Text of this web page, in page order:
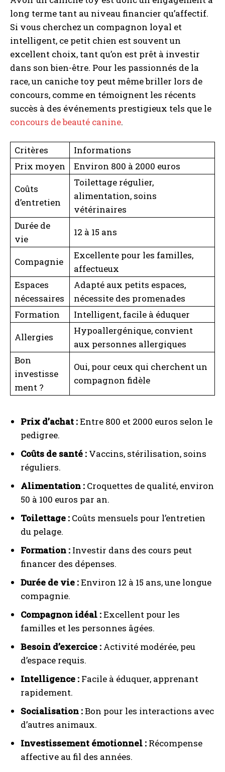
long terme tant au niveau financier qu’affectif.
Si vous cherchez un compagnon loyal et
intelligent, ce petit chien est souvent un
excellent choix, tant qu’on est prêt à investir
dans son bien-être. Pour les passionnés de la
race, un caniche toy peut même briller lors de
concours, comme en témoignent les récents
succès à des événements prestigieux tels que le
concours de beauté canine.
Critères
Informations
Prix moyen
Environ 800 à 2000 euros
Coûts
d’entretien
Toilettage régulier,
alimentation, soins
vétérinaires
Durée de
vie
12 à 15 ans
Compagnie
Excellente pour les familles,
affectueux
Espaces
nécessaires
Adapté aux petits espaces,
nécessite des promenades
Formation
Intelligent, facile à éduquer
Allergies
Hypoallergénique, convient
aux personnes allergiques
Bon
investisse
ment ?
Oui, pour ceux qui cherchent un
compagnon fidèle
Prix d’achat :Entre 800 et 2000 euros selon le
pedigree.
Coûts de santé : Vaccins, stérilisation, soins
réguliers.
Alimentation : Croquettes de qualité, environ
50 à 100 euros par an.
Toilettage : Coûts mensuels pour l’entretien
du pelage.
Formation : Investir dans des cours peut
financer des dépenses.
Durée de vie :Environ 12 à 15 ans, une longue
compagnie.
Compagnon idéal :Excellent pour les
familles et les personnes âgées.
Besoin d’exercice : Activité modérée, peu
d’espace requis.
Intelligence : Facile à éduquer, apprenant
rapidement.
Socialisation :Bon pour les interactions avec
d’autres animaux.
Investissement émotionnel : Récompense
affective au fil des années.